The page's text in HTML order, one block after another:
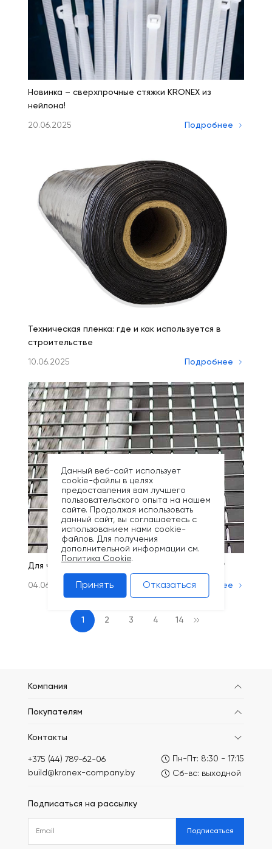
Новинка – сверхпрочные стяжки KRONEX из
нейлона!
20.06.2025 Подробнее
Техническая пленка: где и как используется в
строительстве
10.06.2025 Подробнее
Для чего можно использовать сварную сетку?
04.06.2025 Подробнее
1 2 3 4 14
Компания
Покупателям
Контакты
+375 (44) 789-62-06
build@kronex-company.by
Пн-Пт: 8:30 - 17:15
Сб-вс: выходной
Подписаться на рассылку
Подписаться
Данный веб-сайт использует
cookie-файлы в целях
предоставления вам лучшего
пользовательского опыта на нашем
сайте. Продолжая использовать
данный сайт, вы соглашаетесь с
использованием нами cookie-
файлов. Для получения
дополнительной информации см.
Политика Cookie.
Принять Отказаться